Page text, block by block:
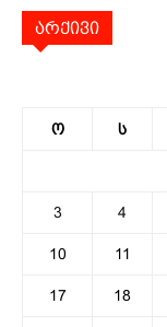
არქივი
ო ს
3 4
10 11
17 18